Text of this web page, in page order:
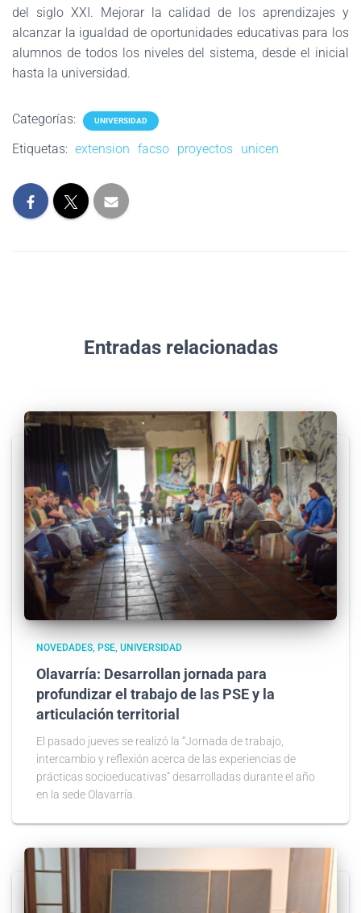
del siglo XXI. Mejorar la calidad de los aprendizajes y
alcanzar la igualdad de oportunidades educativas para los
alumnos de todos los niveles del sistema, desde el inicial
hasta la universidad.
Categorías: UNIVERSIDAD
Etiquetas: extension facso proyectos unicen
Entradas relacionadas
NOVEDADES PSE UNIVERSIDAD
Olavarría: Desarrollan jornada para
profundizar el trabajo de las PSE y la
articulación territorial
El pasado jueves se realizó la “Jornada de trabajo,
intercambio y reflexión acerca de las experiencias de
prácticas socioeducativas” desarrolladas durante el año
en la sede Olavarría.